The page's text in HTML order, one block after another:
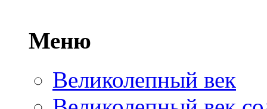
Меню
Великолепный век